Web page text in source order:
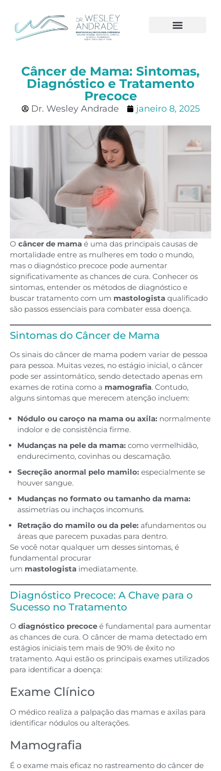
Câncer de Mama: Sintomas,
Diagnóstico e Tratamento
Precoce
Dr. Wesley Andrade janeiro 8, 2025
O câncer de mama é uma das principais causas de
mortalidade entre as mulheres em todo o mundo,
mas o diagnóstico precoce pode aumentar
significativamente as chances de cura. Conhecer os
sintomas, entender os métodos de diagnóstico e
buscar tratamento com um mastologista qualificado
são passos essenciais para combater essa doença.
Sintomas do Câncer de Mama
Os sinais do câncer de mama podem variar de pessoa
para pessoa. Muitas vezes, no estágio inicial, o câncer
pode ser assintomático, sendo detectado apenas em
exames de rotina como a mamografia. Contudo,
alguns sintomas que merecem atenção incluem:
Nódulo ou caroço na mama ou axila: normalmente
indolor e de consistência firme.
Mudanças na pele da mama: como vermelhidão,
endurecimento, covinhas ou descamação.
Secreção anormal pelo mamilo: especialmente se
houver sangue.
Mudanças no formato ou tamanho da mama:
assimetrias ou inchaços incomuns.
Retração do mamilo ou da pele: afundamentos ou
áreas que parecem puxadas para dentro.
Se você notar qualquer um desses sintomas, é
fundamental procurar
um mastologista imediatamente.
Diagnóstico Precoce: A Chave para o
Sucesso no Tratamento
O diagnóstico precoce é fundamental para aumentar
as chances de cura. O câncer de mama detectado em
estágios iniciais tem mais de 90% de êxito no
tratamento. Aqui estão os principais exames utilizados
para identificar a doença:
Exame Clínico
O médico realiza a palpação das mamas e axilas para
identificar nódulos ou alterações.
Mamografia
É o exame mais eficaz no rastreamento do câncer de